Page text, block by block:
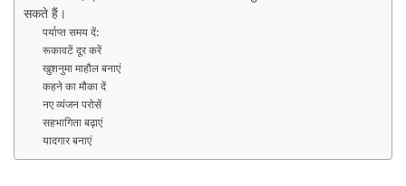
सकते हैं।
पर्याप्त समय दें:
रूकावटें दूर करें
खुशनुमा माहौल बनाएं
कहने का मौका दें
नए व्यंजन परोसें
सहभागिता बढ़ाएं
यादगार बनाएं